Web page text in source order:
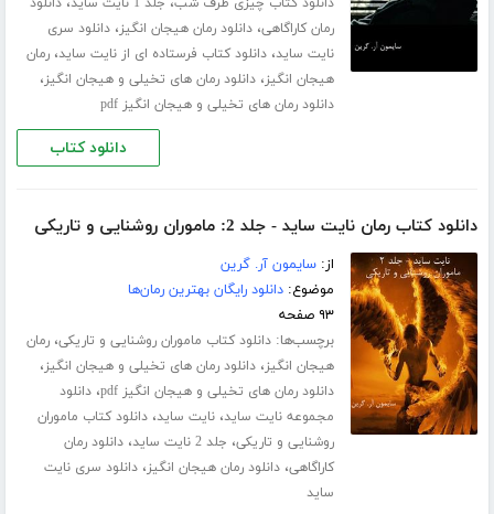
دانلود کتاب چیزی طرف شب جلد 1 نایت ساید
دانلود
رمان کاراگاهی،دانلود رمان هیجان انگیز،دانلود سری
نایت ساید،دانلود کتاب فرستاده ای از نایت ساید،رمان
هیجان انگیز،دانلود رمان های تخیلی و هیجان انگیز،
دانلود رمان های تخیلی و هیجان انگیز pdf
دانلود کتاب
دانلود کتاب رمان نایت ساید - جلد 2: ماموران روشنایی و تاریکی
از:سایمون آر. گرین
موضوع:دانلود رایگان بهترین رمان‌ها
۹۳ صفحه
برچسب‌ها:دانلود کتاب ماموران روشنایی و تاریکی،رمان
هیجان انگیز،دانلود رمان های تخیلی و هیجان انگیز،
دانلود رمان های تخیلی و هیجان انگیز pdf ،دانلود
مجموعه نایت ساید،نایت ساید،دانلود کتاب ماموران
روشنایی و تاریکی، جلد 2 نایت ساید ،دانلود رمان
کاراگاهی،دانلود رمان هیجان انگیز،دانلود سری نایت
ساید